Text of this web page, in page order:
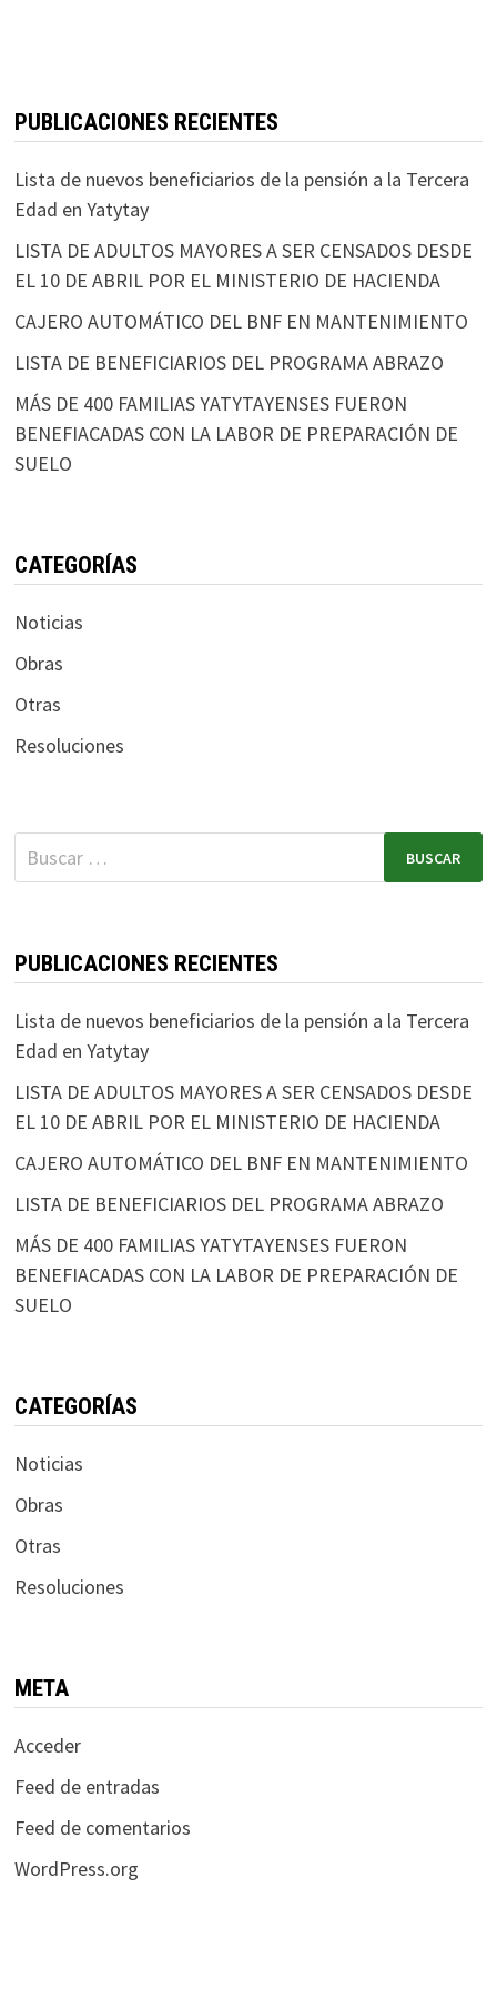
PUBLICACIONES RECIENTES
Lista de nuevos beneficiarios de la pensión a la Tercera
Edad en Yatytay
LISTA DE ADULTOS MAYORES A SER CENSADOS DESDE
EL 10 DE ABRIL POR EL MINISTERIO DE HACIENDA
CAJERO AUTOMÁTICO DEL BNF EN MANTENIMIENTO
LISTA DE BENEFICIARIOS DEL PROGRAMA ABRAZO
MÁS DE 400 FAMILIAS YATYTAYENSES FUERON
BENEFIACADAS CON LA LABOR DE PREPARACIÓN DE
SUELO
CATEGORÍAS
Noticias
Obras
Otras
Resoluciones
PUBLICACIONES RECIENTES
Lista de nuevos beneficiarios de la pensión a la Tercera
Edad en Yatytay
LISTA DE ADULTOS MAYORES A SER CENSADOS DESDE
EL 10 DE ABRIL POR EL MINISTERIO DE HACIENDA
CAJERO AUTOMÁTICO DEL BNF EN MANTENIMIENTO
LISTA DE BENEFICIARIOS DEL PROGRAMA ABRAZO
MÁS DE 400 FAMILIAS YATYTAYENSES FUERON
BENEFIACADAS CON LA LABOR DE PREPARACIÓN DE
SUELO
CATEGORÍAS
Noticias
Obras
Otras
Resoluciones
META
Acceder
Feed de entradas
Feed de comentarios
WordPress.org